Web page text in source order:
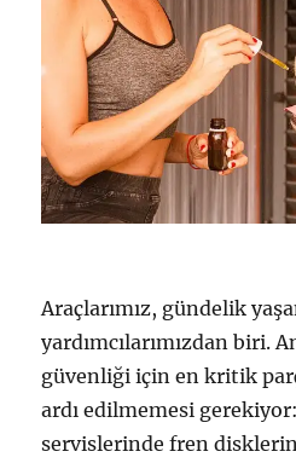
Araçlarımız, gündelik
yardımcılarımızdan biri.
güvenliği için en kritik
ardı edilmemesi
servislerinde fren